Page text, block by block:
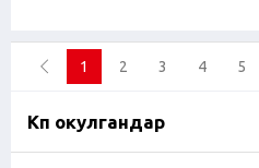
1 2 3 4 5
Көп окулгандар